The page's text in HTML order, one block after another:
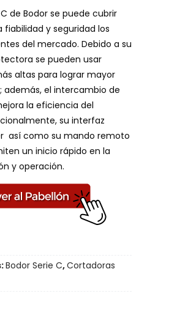
de Bodor se puede cubrir
fiabilidad y seguridad los
del mercado. Debido a su
se pueden usar
altas para lograr mayor
además, el intercambio de
la eficiencia del
su interfaz
así como su mando remoto
un inicio rápido en la
y operación.
Bodor Serie C,Cortadoras